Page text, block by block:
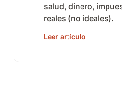
salud, dinero,
reales (no ideales).
Leer artículo